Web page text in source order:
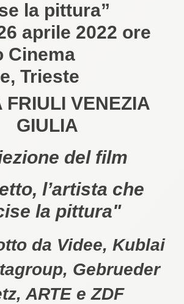
la pittura”
aprile 2022 ore
Cinema
Trieste
FRIULI VENEZIA
GIULIA
del film
l’artista che
la pittura"
da Videe, Kublai
Gebrueder
ARTE e ZDF